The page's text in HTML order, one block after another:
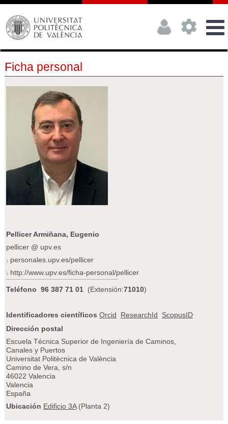
Ficha personal
Pellicer Armiñana, Eugenio
pellicer @ upv.es
personales.upv.es/pellicer
http://www.upv.es/ficha-personal/pellicer
Teléfono 96 387 71 01(Extensión:71010)
Identificadores científicos Orcid ResearchId
ScopusID
Dirección postal
Escuela Técnica Superior de Ingeniería de Caminos,
Canales y Puertos
Universitat Politècnica de València
Camino de Vera, s/n
46022 Valencia
Valencia
España
Ubicación Edificio 3A(Planta 2)